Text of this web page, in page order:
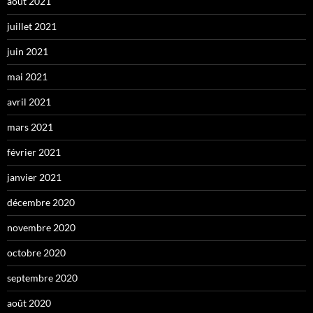
juillet 2021
juin 2021
mai 2021
avril 2021
mars 2021
février 2021
janvier 2021
décembre 2020
novembre 2020
octobre 2020
septembre 2020
août 2020